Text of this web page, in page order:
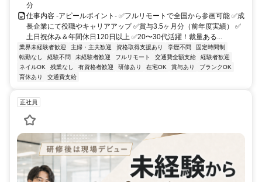
分
仕事内容 -アピールポイント- ✅フルリモートで全国から参画可能 ✅成
長企業にて役職やキャリアアップ ✅賞与3.5ヶ月分（前年度実績） ✅
土日祝休み＆年間休日120日以上 ✅20〜30代活躍！裁量ある...
業界未経験者歓迎 主婦・主夫歓迎 資格取得支援あり 学歴不問
固定時間制
転勤なし
経験不問 未経験者歓迎 フルリモート 交通費全額支給
経験者歓迎
ネイルOK
残業なし 有資格者歓迎 研修あり 在宅OK 賞与あり
ブランクOK
育休あり
交通費支給
正社員